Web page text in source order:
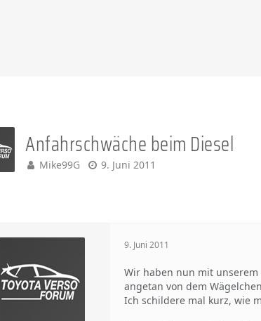
Anfahrschwäche beim Diesel
Mike99G 9. Juni 2011
9. Juni 2011
Wir haben nun mit
angetan von dem
Ich schildere mal kurz, wie